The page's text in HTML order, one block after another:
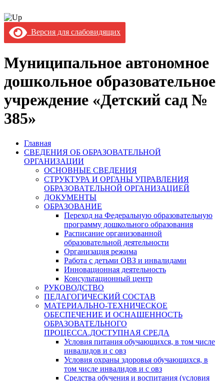
Версия для слабовидящих
Муниципальное автономное
дошкольное образовательное
учреждение «Детский сад №
385»
Главная
СВЕДЕНИЯ ОБ ОБРАЗОВАТЕЛЬНОЙ
ОРГАНИЗАЦИИ
ОСНОВНЫЕ СВЕДЕНИЯ
СТРУКТУРА И ОРГАНЫ УПРАВЛЕНИЯ
ОБРАЗОВАТЕЛЬНОЙ ОРГАНИЗАЦИЕЙ
ДОКУМЕНТЫ
ОБРАЗОВАНИЕ
Переход на Федеральную образовательную
программу дошкольного образования
Расписание организованной
образовательной деятельности
Организация режима
Работа с детьми ОВЗ и инвалидами
Инновационная деятельность
Консультационный центр
РУКОВОДСТВО
ПЕДАГОГИЧЕСКИЙ СОСТАВ
МАТЕРИАЛЬНО-ТЕХНИЧЕСКОЕ
ОБЕСПЕЧЕНИЕ И ОСНАЩЕННОСТЬ
ОБРАЗОВАТЕЛЬНОГО
ПРОЦЕССА.ДОСТУПНАЯ СРЕДА
Условия питания обучающихся, в том числе
инвалидов и с овз
Условия охраны здоровья обучающихся, в
том числе инвалидов и с овз
Средства обучения и воспитания (условия